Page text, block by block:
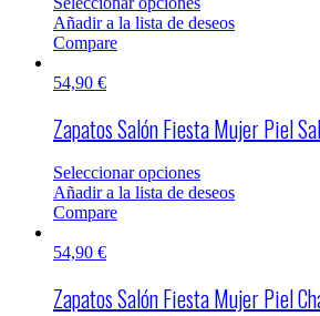
Añadir a la lista de deseos
Compare
54,90 €
Zapatos Salón Fiesta Mujer Piel
Seleccionar opciones
Añadir a la lista de deseos
Compare
54,90 €
Zapatos Salón Fiesta Mujer Piel